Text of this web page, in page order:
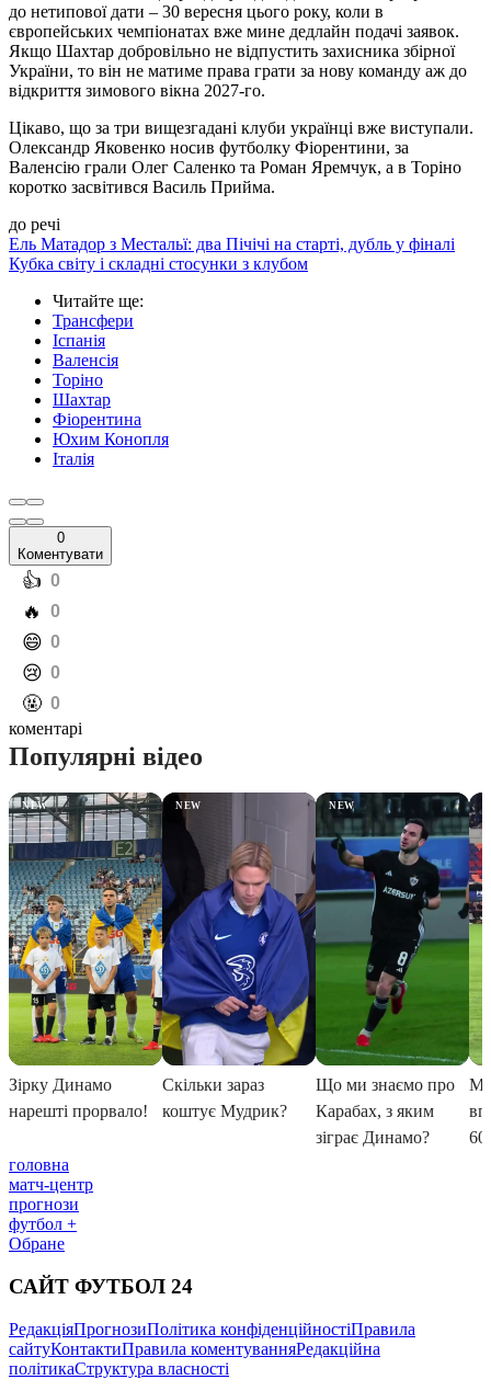
до нетипової дати – 30 вересня цього року, коли в
європейських чемпіонатах вже мине дедлайн подачі заявок.
Якщо Шахтар добровільно не відпустить захисника збірної
України, то він не матиме права грати за нову команду аж до
відкриття зимового вікна 2027-го.
Цікаво, що за три вищезгадані клуби українці вже виступали.
Олександр Яковенко носив футболку Фіорентини, за
Валенсію грали Олег Саленко та Роман Яремчук, а в Торіно
коротко засвітився Василь Прийма.
до речі
Ель Матадор з Местальї: два Пічічі на старті, дубль у фіналі
Кубка світу і складні стосунки з клубом
Читайте ще:
Трансфери
Іспанія
Валенсія
Торіно
Шахтар
Фіорентина
Юхим Конопля
Італія
0
Коментувати
️👍 0
️🔥 0
️😄 0
️😢 0
️🤬 0
коментарі
головна
матч-центр
прогнози
футбол +
Обране
САЙТ ФУТБОЛ 24
РедакціяПрогнозиПолітика конфіденційностіПравила
сайтуКонтактиПравила коментуванняРедакційна
політикаСтруктура власності